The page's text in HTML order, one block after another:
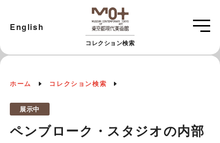
コレクション検索
English
ホーム コレクション検索
展示中
ペンブローク・スタジオの内部